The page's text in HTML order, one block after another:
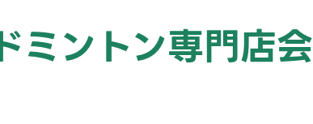
ミントン専門店会